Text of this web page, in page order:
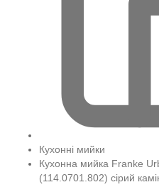
Кухонні мийки
Кухонна мийка Franke
(114.0701.802) сірий